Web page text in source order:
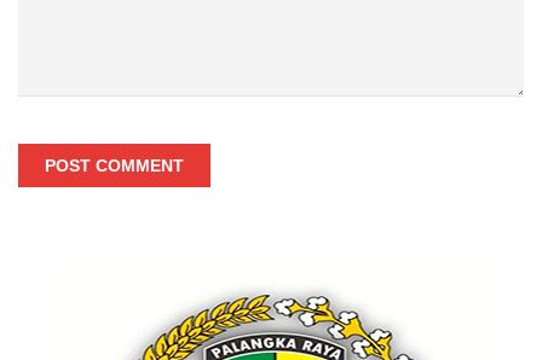
POST COMMENT